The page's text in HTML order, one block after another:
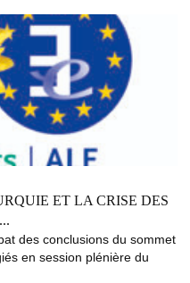
ET LA CRISE DES
des conclusions du sommet
en session plénière du